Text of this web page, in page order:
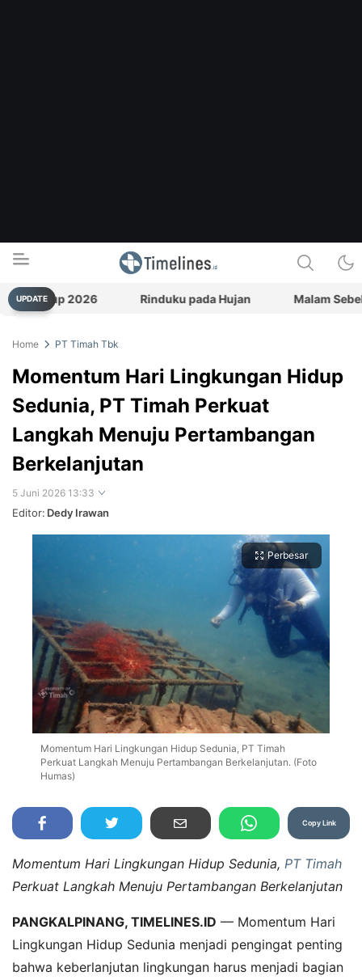
Timelines.id
Media Literasi, Sejarah & Budaya
UPDATE
Cup 2026 Rinduku pada Hujan Malam Sebelum
Home PT Timah Tbk
Momentum Hari Lingkungan Hidup
Sedunia, PT Timah Perkuat
Langkah Menuju Pertambangan
Berkelanjutan
5 Juni 2026 13:33
Editor: Dedy Irawan
Perbesar
Momentum Hari Lingkungan Hidup Sedunia, PT Timah
Perkuat Langkah Menuju Pertambangan Berkelanjutan. (Foto
Humas)
Copy Link
Momentum Hari Lingkungan Hidup Sedunia, PT Timah
Perkuat Langkah Menuju Pertambangan Berkelanjutan
PANGKALPINANG, TIMELINES.ID — Momentum Hari
Lingkungan Hidup Sedunia menjadi pengingat penting
bahwa keberlanjutan lingkungan harus menjadi bagian